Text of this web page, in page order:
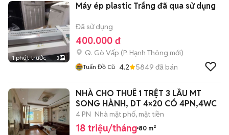
1 phút trước 3
Máy ép plastic Trắng đã qua sử dụng
Đã sử dụng
400.000 đ
Q. Gò Vấp (P. Hạnh Thông mới)
Tuấn Đồ Cũ 4.2 5849 đã bán
NHÀ CHO THUÊ 1 TRỆT 3 LẦU MT
SONG HÀNH, DT 4×20 CÓ 4PN,4WC
4 PN Nhà mặt phố, mặt tiền
18 triệu/tháng 80 m²